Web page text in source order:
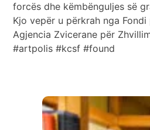
forcës dhe këmbënguljes së
Kjo vepër u përkrah nga
Agjencia Zvicerane për
#artpolis #kcsf #found